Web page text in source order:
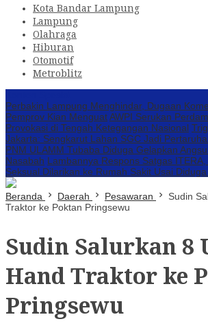
Kota Bandar Lampung
Lampung
Olahraga
Hiburan
Otomotif
Metroblitz
Perbakin Lampung Menghindar, Dugaan
Pemprov Kian MenguatAWPI Serukan
Provokasi di Tengah Ketegangan Nasional
Jakarta: Sengkarut Lahan SGC Jadi
PNM ULAMM Tubaba Diduga Gelapkan
Nasabah Lambannya Respons Satgas
Seksual Dilarikan ke Rumah Sakit Usai
Beranda Daerah Pesawaran
Sudin
Traktor ke Poktan Pringsewu
Sudin Salurkan 8
Hand Traktor ke
Pringsewu